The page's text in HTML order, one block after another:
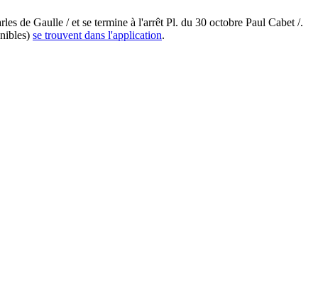
de Gaulle / et se termine à l'arrêt Pl. du 30 octobre Paul Cabet /.
se trouvent dans l'application.